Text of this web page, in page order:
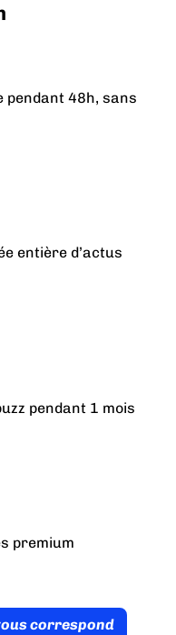
pendant 48h, sans
entière d’actus
pendant 1 mois
premium
correspond